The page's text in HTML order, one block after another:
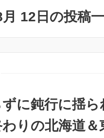
12日の投稿
に鈍行に揺ら
りの北海道＆